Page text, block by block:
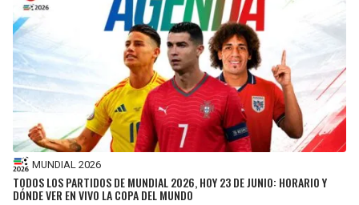
MUNDIAL 2026
TODOS LOS PARTIDOS DE MUNDIAL 2026, HOY 23 DE JUNIO: HORARIO Y
DÓNDE VER EN VIVO LA COPA DEL MUNDO